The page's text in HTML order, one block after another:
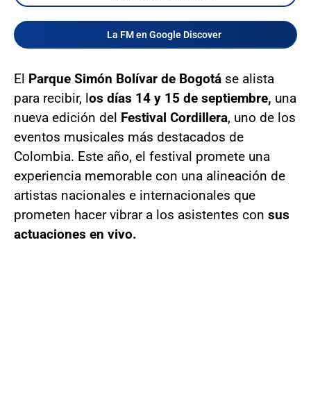
La FM en Google Discover
El Parque Simón Bolívar de Bogotá se alista
para recibir, los días 14 y 15 de septiembre, una
nueva edición del Festival Cordillera, uno de los
eventos musicales más destacados de
Colombia. Este año, el festival promete una
experiencia memorable con una alineación de
artistas nacionales e internacionales que
prometen hacer vibrar a los asistentes con sus
actuaciones en vivo.